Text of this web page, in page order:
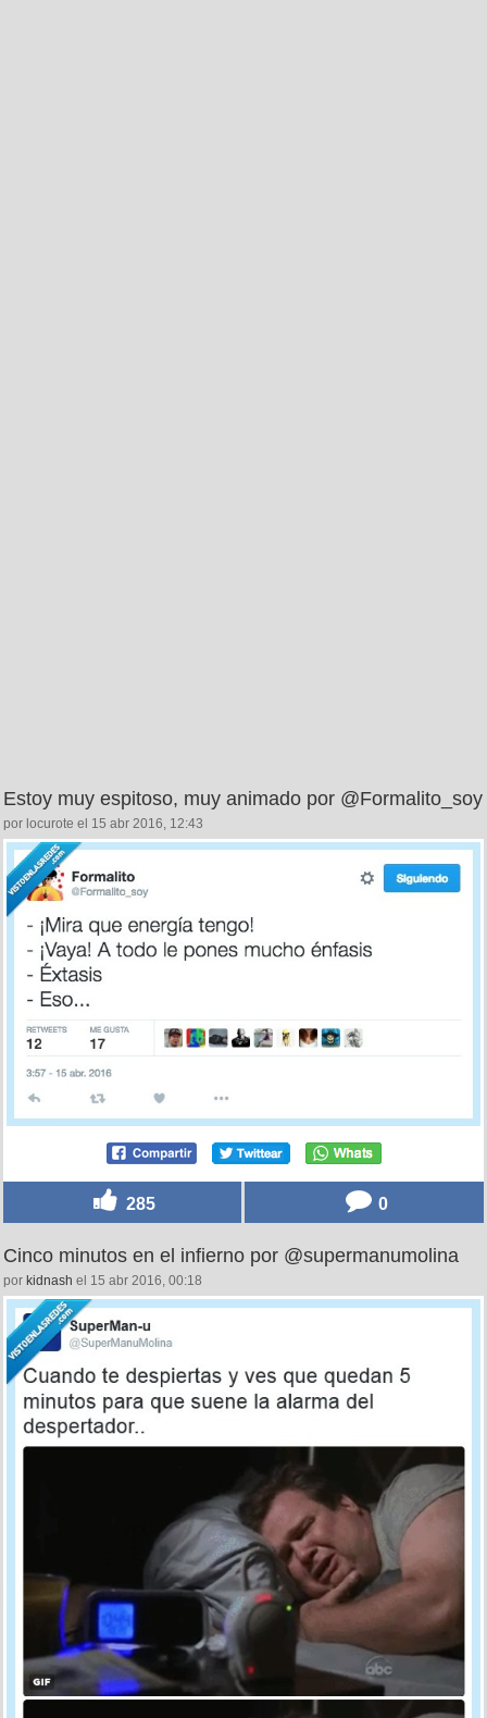
Estoy muy espitoso, muy animado por @Formalito_soy
por locurote el 15 abr 2016, 12:43
285 0
Cinco minutos en el infierno por @supermanumolina
por kidnash el 15 abr 2016, 00:18